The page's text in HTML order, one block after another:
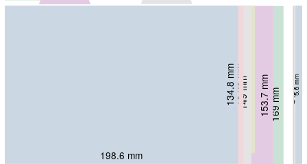
169 mm 5.6 mm
153.7 mm 7.95 mm
123.6 mm 6.4 mm
125.6 mm 6.6 mm
149 mm 7.1 mm
203.2 mm
134.8 mm 6.1 mm
198.6 mm
134.8 mm 5.6 mm